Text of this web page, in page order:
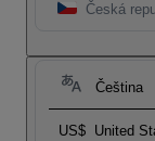
Česká
Čeština
US$ United